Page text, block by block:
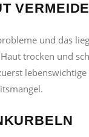
und das
trocken und